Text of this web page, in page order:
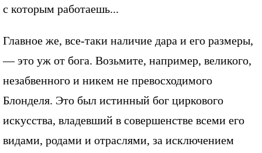
с которым работаешь...
Главное же, все-таки наличие дара и его размеры,
— это уж от бога. Возьмите, например, великого,
незабвенного и никем не превосходимого
Блонделя. Это был истинный бог циркового
искусства, владевший в совершенстве всеми его
видами, родами и отраслями, за исключением